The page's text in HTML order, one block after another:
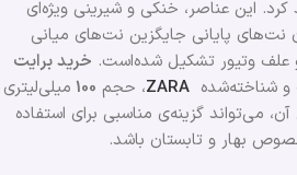
کرد. این عناصر، خنکی و شیرینی ویژه‌ای
نت‌های پایانی جایگزین نت‌های میانی
علف وتیور تشکیل شده‌است. خرید برایت
و شناخته‌شده ZARA، حجم 100 میلی‌لیتری
می‌تواند گزینه‌ی مناسبی برای استفاده
بهار و تابستان باشد.